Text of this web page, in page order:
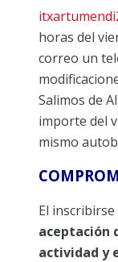
horas del
correo un
Salimos de
importe del
mismo
El
aceptación
actividad y